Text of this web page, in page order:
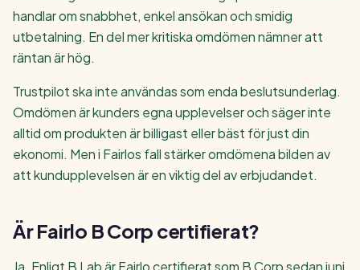
handlar om snabbhet, enkel ansökan och smidig
utbetalning. En del mer kritiska omdömen nämner att
räntan är hög.
Trustpilot ska inte användas som enda beslutsunderlag.
Omdömen är kunders egna upplevelser och säger inte
alltid om produkten är billigast eller bäst för just din
ekonomi. Men i Fairlos fall stärker omdömena bilden av
att kundupplevelsen är en viktig del av erbjudandet.
Är Fairlo B Corp certifierat?
Ja. Enligt B Lab är Fairlo certifierat som B Corp sedan juni